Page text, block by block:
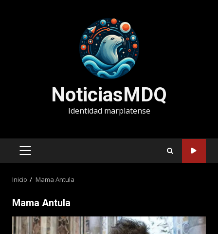
NoticiasMDQ
Identidad marplatense
MENÚ
Inicio Mama Antula
Mama Antula